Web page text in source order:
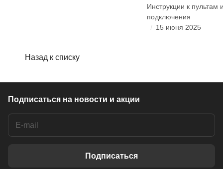
Инструкции к пультам
подключения
/ 15 июня 2025
Назад к списку
Подписаться на новости и акции
Подписаться